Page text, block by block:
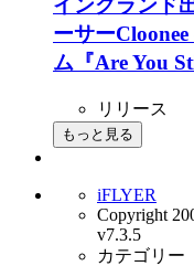
イングランド
ーサー
ム『Are You
リリース
もっと見る
iFLYER
Copyright
v7.3.5
カテゴリー